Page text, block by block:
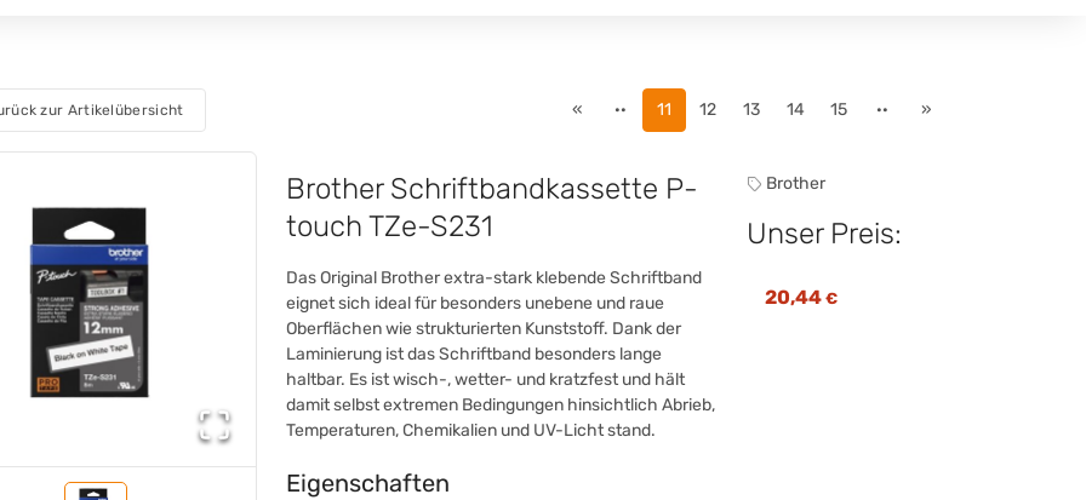
zur Artikelübersicht « ·· 11 12 13 14 15 ·· »
Brother Schriftbandkassette P-
touch TZe-S231
Das Original Brother extra-stark klebende Schriftband
eignet sich ideal für besonders unebene und raue
Oberflächen wie strukturierten Kunststoff. Dank der
Laminierung ist das Schriftband besonders lange
haltbar. Es ist wisch-, wetter- und kratzfest und hält
damit selbst extremen Bedingungen hinsichtlich Abrieb,
Temperaturen, Chemikalien und UV-Licht stand.
Brother
Unser Preis:
20,44€
Eigenschaften